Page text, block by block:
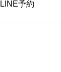
LINE予約